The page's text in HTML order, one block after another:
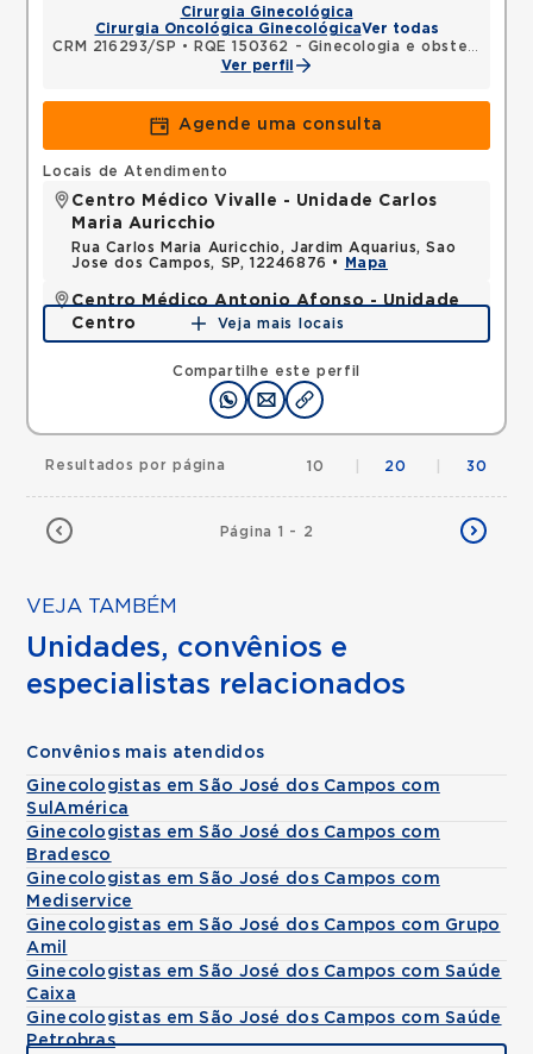
Cirurgia Ginecológica
Cirurgia Oncológica GinecológicaVer todas
CRM 216293/SP •
RQE 150362 - Ginecologia e obstetrícia
Ver perfil
Agende uma consulta
Compartilhe este perfil
Locais de Atendimento
Centro Médico Vivalle - Unidade Carlos
Maria Auricchio
Rua Carlos Maria Auricchio, Jardim Aquarius, Sao
Jose dos Campos, SP, 12246876 •
Mapa
Centro Médico Antonio Afonso - Unidade
Centro
Rua Quinze de Novembro, Centro, Jacarei, SP,
Mapa
Veja mais locais
Página 1 - 2
Resultados por página 10 20 30
VEJA TAMBÉM
Unidades, convênios e
especialistas relacionados
Convênios mais atendidos
Ginecologistas em São José dos Campos com
SulAmérica
Ginecologistas em São José dos Campos com
Bradesco
Ginecologistas em São José dos Campos com
Mediservice
Ginecologistas em São José dos Campos com Grupo
Amil
Ginecologistas em São José dos Campos com Saúde
Caixa
Ginecologistas em São José dos Campos com Saúde
Petrobras